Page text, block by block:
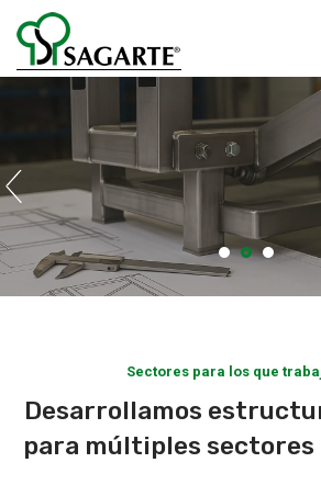
Sectores para los que
Desarrollamos
para múltiples